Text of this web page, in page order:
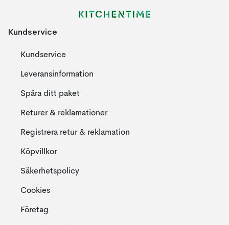
Kundservice
Kundservice
Leveransinformation
Spåra ditt paket
Returer & reklamationer
Registrera retur & reklamation
Köpvillkor
Säkerhetspolicy
Cookies
Företag